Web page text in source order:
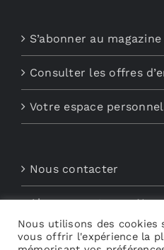
S’abonner au magazine
Consulter les offres
Votre espace personnel
Nous contacter
Abonnements aux
Découvrez My Audio
Nous utilisons des
vous offrir l'expérience la